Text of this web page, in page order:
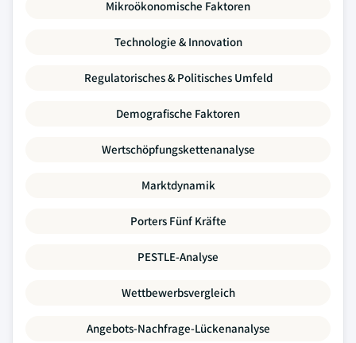
Mikroökonomische Faktoren
Technologie & Innovation
Regulatorisches & Politisches Umfeld
Demografische Faktoren
Wertschöpfungskettenanalyse
Marktdynamik
Porters Fünf Kräfte
PESTLE-Analyse
Wettbewerbsvergleich
Angebots-Nachfrage-Lückenanalyse